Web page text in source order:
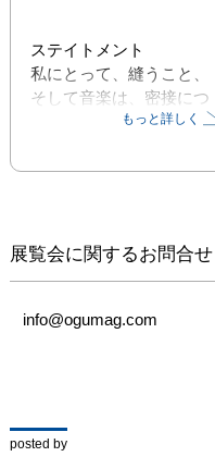
ステイトメント
私にとって、縫うこと、
そして音楽は、密接につ
ながっています。
の中で、どこからともな
ます。
今回は、インテリア、衣
ど、身近に使って頂ける
https://www.instagram.co
m/bab_embroidery/
もっと詳しく
展覧会に関するお問合せ
info@ogumag.com
posted by